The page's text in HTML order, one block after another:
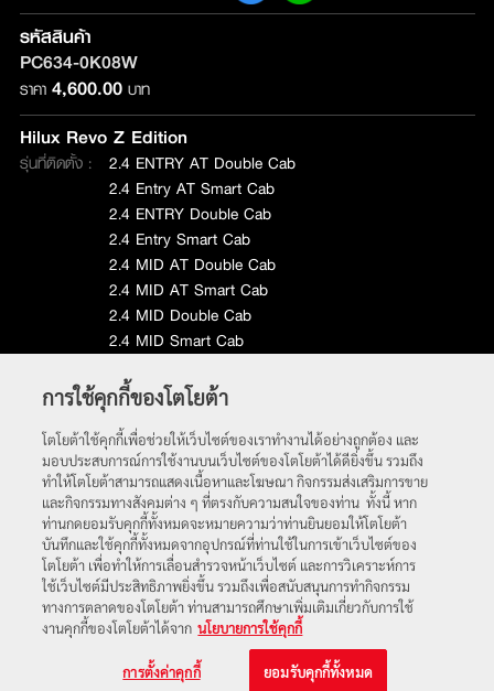
รหัสสินค้า
PC634-0K08W
ราคา 4,600.00บาท
Hilux Revo Z Edition
รุ่นที่ติดตั้ง :
2.4 ENTRY AT Double Cab
2.4 Entry AT Smart Cab
2.4 ENTRY Double Cab
2.4 Entry Smart Cab
2.4 MID AT Double Cab
2.4 MID AT Smart Cab
2.4 MID Double Cab
2.4 MID Smart Cab
หน้าหลัก
พบกับเราได้ที่
© 2563 บริษัท โตโยต้า มอเตอร์ ประเทศไทย จำกัด
เงื่อนไขการใช้งาน|นโยบายความเป็นส่วนตัว|นโยบายการใช้คุกกี้
การใช้คุกกี้ของโตโยต้า
โตโยต้าใช้คุกกี้เพื่อช่วยให้เว็บไซต์ของเราทำงานได้อย่างถูกต้อง และ
มอบประสบการณ์การใช้งานบนเว็บไซต์ของโตโยต้าได้ดียิ่งขึ้น รวมถึง
ทำให้โตโยต้าสามารถแสดงเนื้อหาและโฆษณา กิจกรรมส่งเสริมการขาย
และกิจกรรมทางสังคมต่าง ๆ ที่ตรงกับความสนใจของท่าน ทั้งนี้ หาก
ท่านกดยอมรับคุกกี้ทั้งหมดจะหมายความว่าท่านยินยอมให้โตโยต้า
บันทึกและใช้คุกกี้ทั้งหมดจากอุปกรณ์ที่ท่านใช้ในการเข้าเว็บไซต์ของ
โตโยต้า เพื่อทำให้การเลื่อนสำรวจหน้าเว็บไซต์ และการวิเคราะห์การ
ใช้เว็บไซต์มีประสิทธิภาพยิ่งขึ้น รวมถึงเพื่อสนับสนุนการทำกิจกรรม
ทางการตลาดของโตโยต้า ท่านสามารถศึกษาเพิ่มเติมเกี่ยวกับการใช้
งานคุกกี้ของโตโยต้าได้จาก นโยบายการใช้คุกกี้
การตั้งค่าคุกกี้ ยอมรับคุกกี้ทั้งหมด